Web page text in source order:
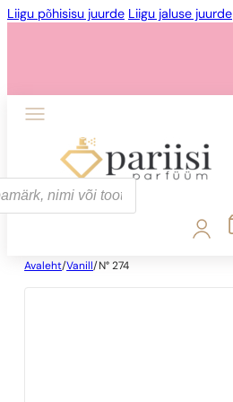
Liigu põhisisu juurde Liigu jaluse juurde
Avaleht/Vanill/ N° 274